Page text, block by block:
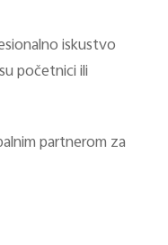
iskustvo
početnici ili
partnerom za